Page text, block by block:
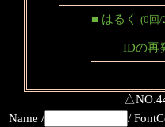
■ はるく (0回/
IDの再
Name /
/